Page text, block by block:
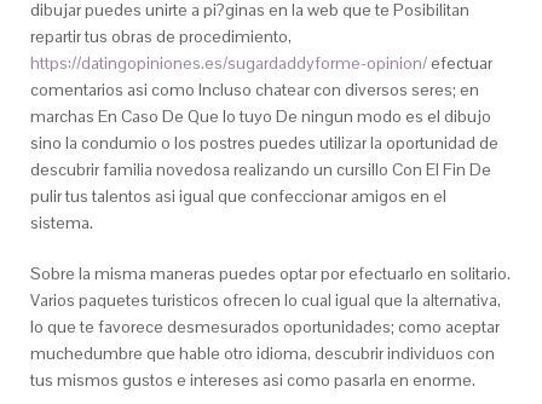
dibujar puedes unirte a pi?ginas en la web que te Posibilitan
repartir tus obras de procedimiento,
https://datingopiniones.es/sugardaddyforme-opinion/efectuar
comentarios asi­ como Incluso chatear con diversos seres; en
marchas En Caso De Que lo tuyo De ningun modo es el dibujo
sino la condumio o los postres puedes utilizar la oportunidad de
descubrir familia novedosa realizando un cursillo Con El Fin De
pulir tus talentos asi igual que confeccionar amigos en el
sistema.
Sobre la misma maneras puedes optar por efectuarlo en solitario.
Varios paquetes turisticos ofrecen lo cual igual que la alternativa,
lo que te favorece desmesurados oportunidades; como aceptar
muchedumbre que hable otro idioma, descubrir individuos con
tus mismos gustos e intereses asi como pasarla en enorme.